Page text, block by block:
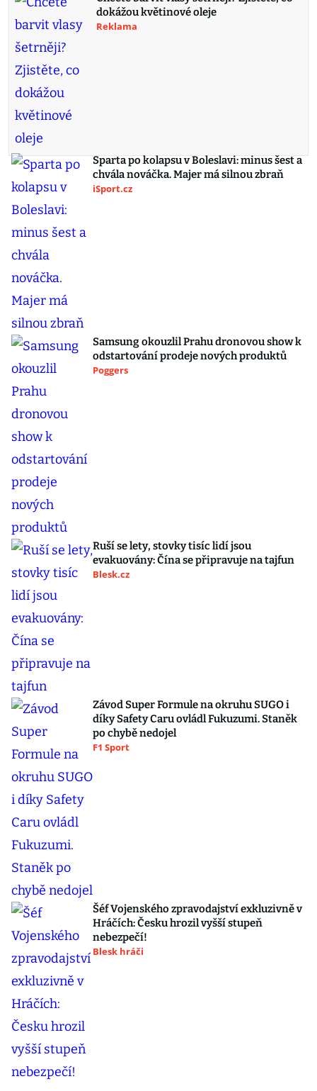
dokážou květinové oleje
Reklama
Sparta po kolapsu v Boleslavi: minus šest a
chvála nováčka. Majer má silnou zbraň
iSport.cz
Samsung okouzlil Prahu dronovou show k
odstartování prodeje nových produktů
Poggers
Ruší se lety, stovky tisíc lidí jsou
evakuovány: Čína se připravuje na tajfun
Blesk.cz
Závod Super Formule na okruhu SUGO i
díky Safety Caru ovládl Fukuzumi. Staněk
po chybě nedojel
F1 Sport
Šéf Vojenského zpravodajství exkluzivně v
Hráčích: Česku hrozil vyšší stupeň
nebezpečí!
Blesk hráči